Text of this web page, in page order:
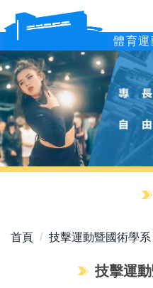
跳
到
要
內
容
區
體育運
首頁 技擊運動暨國術學系
技擊運